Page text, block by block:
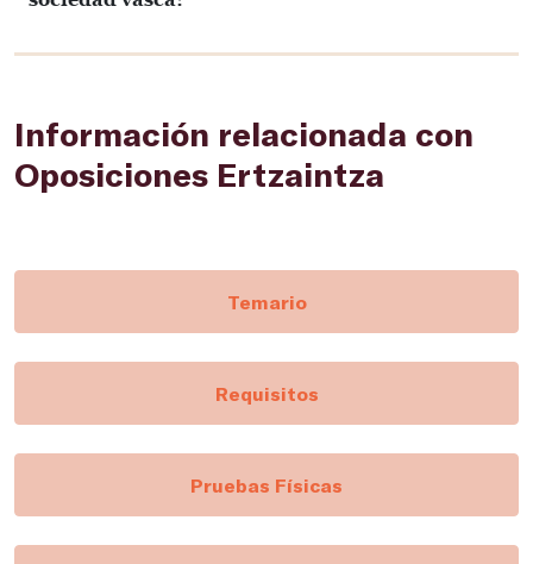
Información relacionada con
Oposiciones Ertzaintza
Temario
Requisitos
Pruebas Físicas